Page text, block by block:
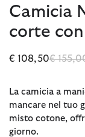
Camicia
corte
€ 108,50Prezzo
€
La camicia a
mancare nel tuo
misto cotone,
giorno.